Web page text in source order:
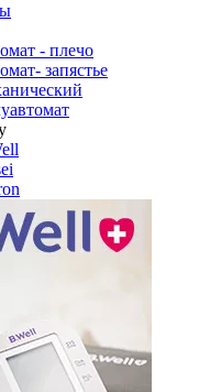
- плечо
запястье